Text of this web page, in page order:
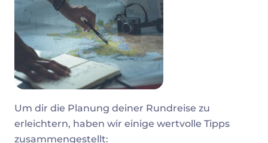
Um dir die Planung deiner Rundreise zu
erleichtern, haben wir einige wertvolle Tipps
zusammengestellt: